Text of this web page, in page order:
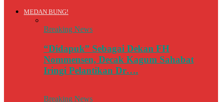
MEDAN BUNG!
Breaking News
“Didapuk” Sebagai Dekan FH
Nommensen, Decak Kagum Sahabat
Iringi Pelantikan Dr….
Breaking News